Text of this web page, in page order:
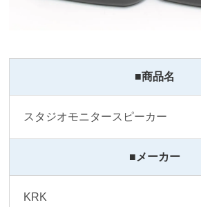
■商品名
スタジオモニタースピーカー
■メーカー
KRK